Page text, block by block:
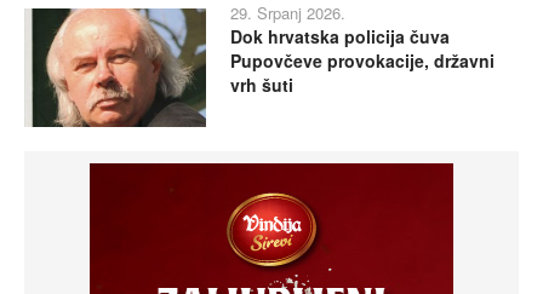
29. Srpanj 2026.
Dok hrvatska policija čuva
Pupovčeve provokacije, državni
vrh šuti